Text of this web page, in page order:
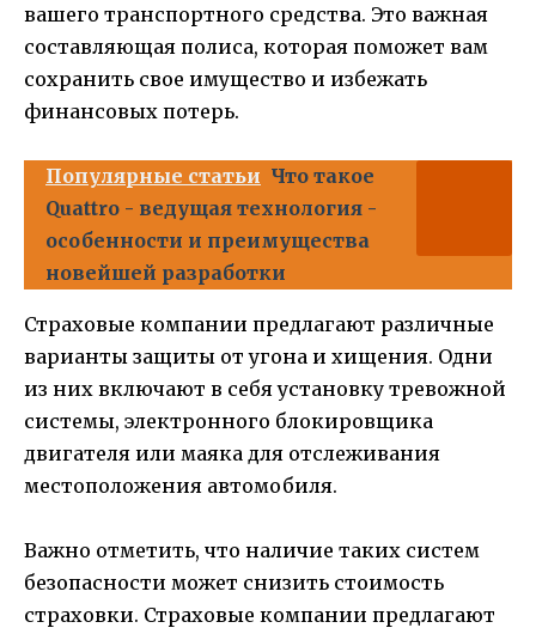
вашего транспортного средства. Это важная
составляющая полиса, которая поможет вам
сохранить свое имущество и избежать
финансовых потерь.
Популярные статьи Что такое
Quattro - ведущая технология -
особенности и преимущества
новейшей разработки
Страховые компании предлагают различные
варианты защиты от угона и хищения. Одни
из них включают в себя установку тревожной
системы, электронного блокировщика
двигателя или маяка для отслеживания
местоположения автомобиля.
Важно отметить, что наличие таких систем
безопасности может снизить стоимость
страховки. Страховые компании предлагают